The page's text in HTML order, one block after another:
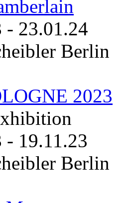
- 23.01.24
Berlin
2023
- 19.11.23
Berlin